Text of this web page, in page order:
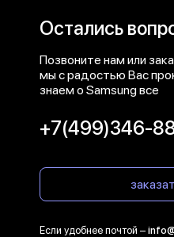
Остались
Позвоните нам или
мы с радостью Вас
знаем о Samsung все
+7(499)346-
Если удобнее почтой –